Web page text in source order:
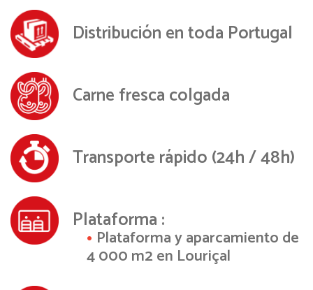
Distribución en toda Portugal
Carne fresca colgada
Transporte rápido (24h / 48h)
Plataforma :
Plataforma y aparcamiento de
4 000 m2 en Louriçal